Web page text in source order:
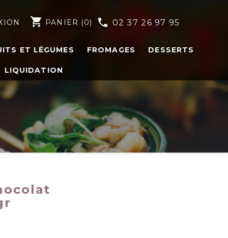
shopping_cart PANIER (0) phone 02 37 26 97 95
ET LÉGUMES FROMAGES DESSERTS
LIQUIDATION